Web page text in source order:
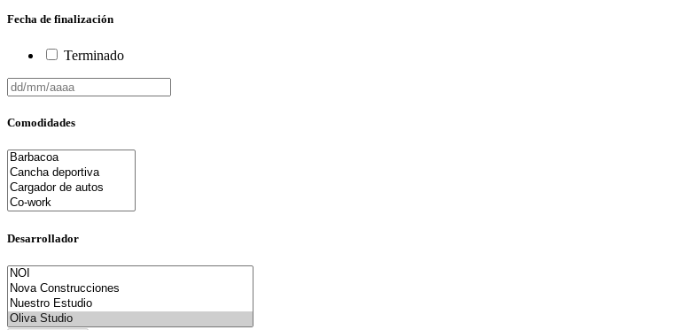
Fecha de finalización
Terminado
Comodidades
Desarrollador